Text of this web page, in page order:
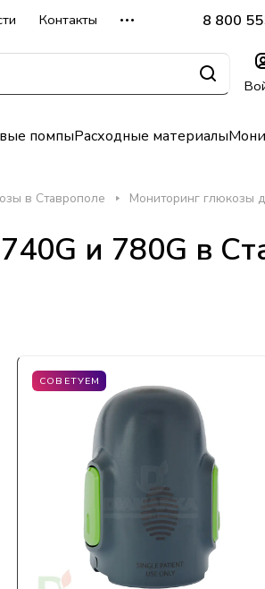
Контакты 8 800
помпыРасходные материалы
в Ставрополе Мониторинг глюкозы
и 780G в
СОВЕТУЕМ